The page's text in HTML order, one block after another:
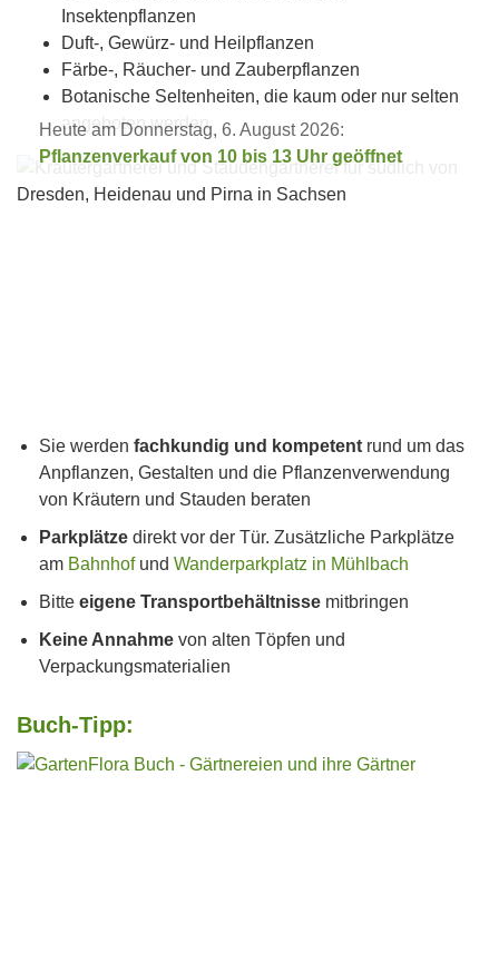
Insektenpflanzen
Duft-, Gewürz- und Heilpflanzen
Färbe-, Räucher- und Zauberpflanzen
Botanische Seltenheiten, die kaum oder nur selten
angeboten werden
Heute am Donnerstag, 6. August 2026:
Pflanzenverkauf von 10 bis 13 Uhr geöffnet
Sie werden fachkundig und kompetent rund um das
Anpflanzen, Gestalten und die Pflanzenverwendung
von Kräutern und Stauden beraten
Parkplätze direkt vor der Tür. Zusätzliche Parkplätze
am Bahnhofund Wanderparkplatz in Mühlbach
Bitte eigene Transportbehältnisse mitbringen
Keine Annahme von alten Töpfen und
Verpackungsmaterialien
Buch-Tipp: